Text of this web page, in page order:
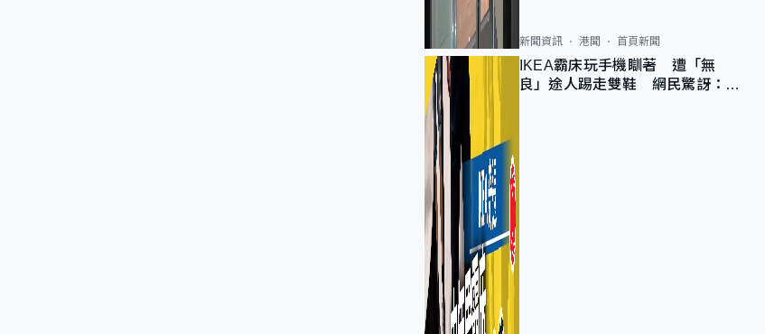
新聞資訊 港聞 首頁新聞
IKEA霸床玩手機瞓著 遭「無
良」途人踢走雙鞋 網民驚訝：冇